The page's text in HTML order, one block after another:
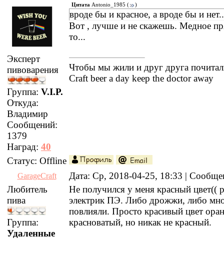
Эксперт
пивоварения
Группа: V.I.P.
Откуда:
Владимир
Сообщений:
1379
Наград: 40
Цитата Antonio_1985 ( )
вроде бы и красное, а вроде бы и
Вот , лучше и не скажешь. Медное
то...
Чтобы мы жили и друг друга
Craft beer a day keep the doctor away
Статус: Offline
GarageCraft
Дата: Ср, 2018-04-25, 18:33 |
Любитель
пива
Группа:
Удаленные
Не получился у меня красный цвет((
электрик ПЭ. Либо дрожжи, либо
повлияли. Просто красивый цвет
красноватый, но никак не красный.